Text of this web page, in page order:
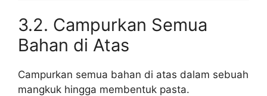
3.2. Campurkan Semua
Bahan di Atas
Campurkan semua bahan di atas dalam sebuah
mangkuk hingga membentuk pasta.